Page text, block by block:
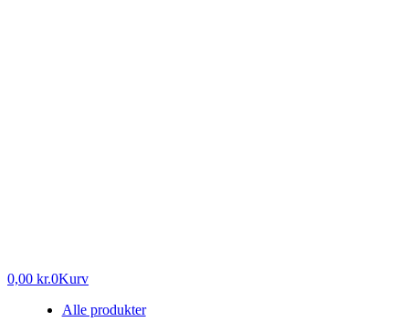
0,00 kr.0Kurv
Alle produkter